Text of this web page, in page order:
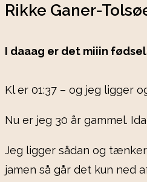
Rikke Ganer-
I daaag er det miiin
Kl er 01:37 – og jeg ligger
Nu er jeg 30 år gammel.
Jeg ligger sådan og
jamen så går det kun ned